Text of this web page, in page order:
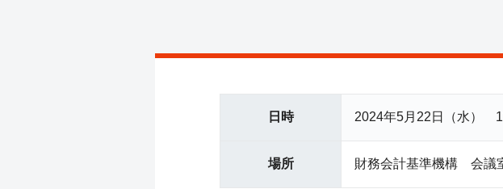
日時 2024年5月22日（水）
場所 財務会計基準機構 会議